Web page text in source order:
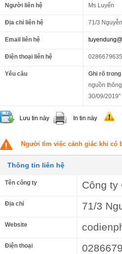
Người liên hệ Ms Luyến
Địa chỉ liên hệ 71/3
Email liên hệ
Điện thoại liên hệ
Yêu cầu
Ghi rõ
nguồn
30/09/2019"
Lưu tin này In tin này
Người tìm việc cảnh giác khi có
Thông tin liên hệ
Tên công ty Công ty
Địa chỉ 71/3
Website
Điện thoại